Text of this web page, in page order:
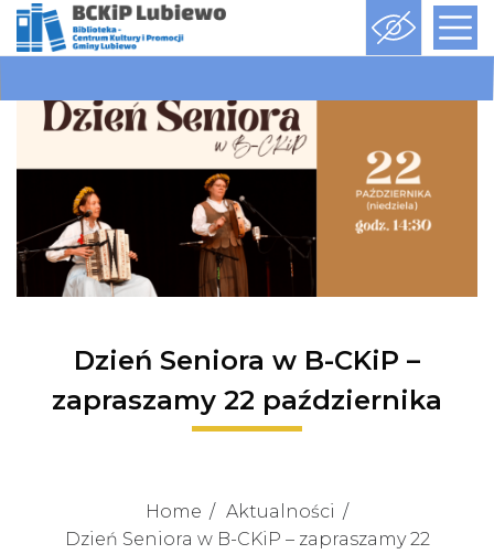
Dzień Seniora w B-CKiP –
zapraszamy 22 października
Home
Aktualności
Dzień Seniora w B-CKiP – zapraszamy 22